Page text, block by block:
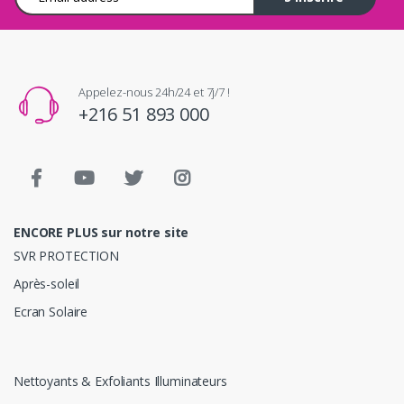
Appelez-nous 24h/24 et 7j/7 !
+216 51 893 000
ENCORE PLUS sur notre site
SVR PROTECTION
Après-soleil
Ecran Solaire
Nettoyants & Exfoliants Illuminateurs